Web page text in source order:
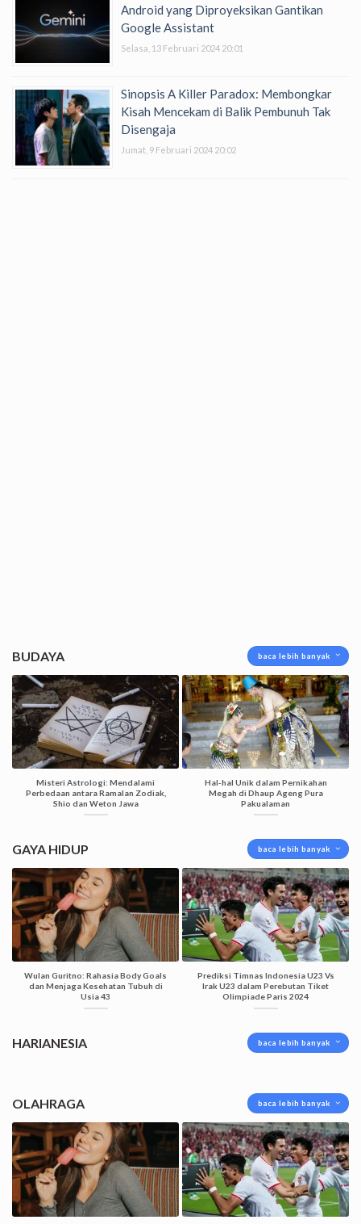
Android yang Diproyeksikan Gantikan
Google Assistant
Selasa, 13 Februari 2024 20:01
Sinopsis A Killer Paradox: Membongkar
Kisah Mencekam di Balik Pembunuh Tak
Disengaja
Jumat, 9 Februari 2024 20:02
BUDAYA baca lebih banyak
Misteri Astrologi: Mendalami
Perbedaan antara Ramalan Zodiak,
Shio dan Weton Jawa
Hal-hal Unik dalam Pernikahan
Megah di Dhaup Ageng Pura
Pakualaman
GAYA HIDUP baca lebih banyak
Wulan Guritno: Rahasia Body Goals
dan Menjaga Kesehatan Tubuh di
Usia 43
Prediksi Timnas Indonesia U23 Vs
Irak U23 dalam Perebutan Tiket
Olimpiade Paris 2024
HARIANESIA baca lebih banyak
OLAHRAGA baca lebih banyak